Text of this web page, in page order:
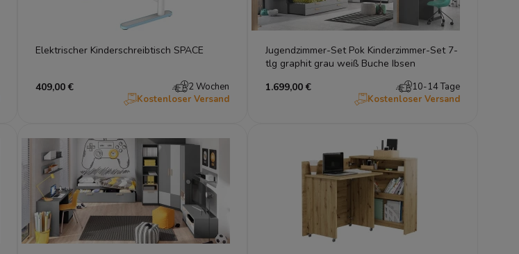
Elektrischer Kinderschreibtisch SPACE
409,00 €
2 Wochen
Kostenloser Versand
Jugendzimmer-Set Pok Kinderzimmer-Set 7-
tlg graphit grau weiß Buche Ibsen
1.699,00 €
10-14 Tage
Kostenloser Versand